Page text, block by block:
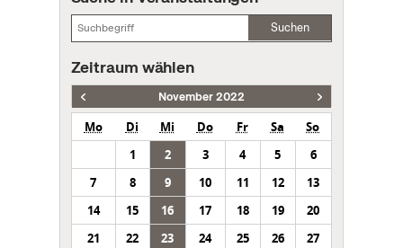
Suchen
Zeitraum wählen
November 2022
Mo Di Mi Do Fr Sa
So
1
2 3 4 5
6
7
8 9 10 11 12
13
14
15 16 17 18 19
20
21
22 23 24 25 26
27